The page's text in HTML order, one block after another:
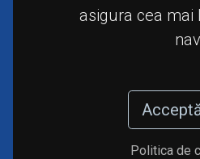
asigura cea mai
Politica de